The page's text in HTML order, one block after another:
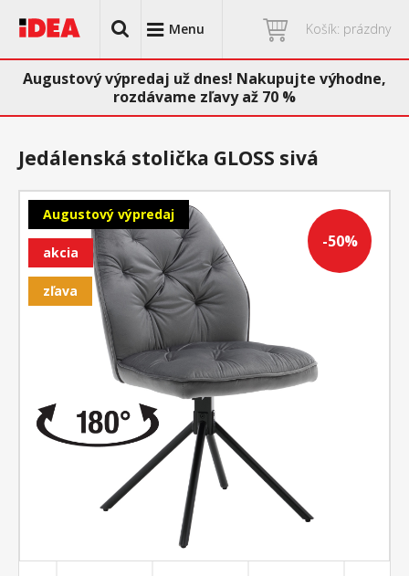
Menu Košík: prázdny
Augustový výpredaj už dnes! Nakupujte výhodne,
rozdávame zľavy až 70 %
-50%
Augustový výpredaj
akcia
zľava
Jedálenská stolička GLOSS sivá